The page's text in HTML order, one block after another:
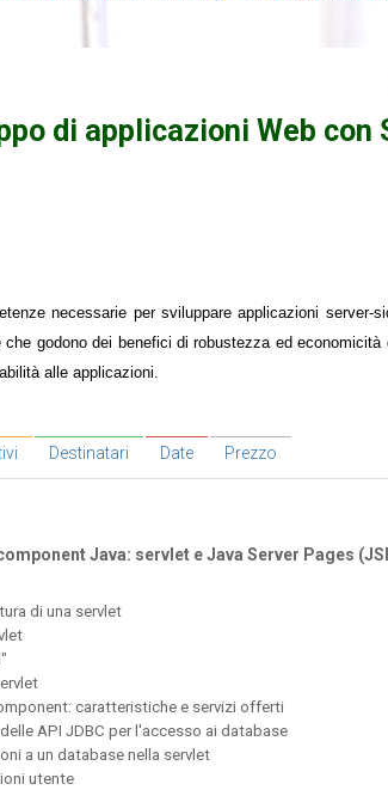
di applicazioni Web con
necessarie per sviluppare applicazioni
che godono dei benefici di robustezza ed
alle applicazioni.
Destinatari Date Prezzo
Java: servlet e Java Server Pages
di una servlet
caratteristiche e servizi offerti
API JDBC per l'accesso ai database
a un database nella servlet
utente